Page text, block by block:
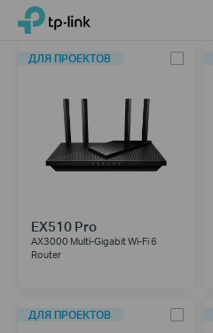
ClickTP-Link, Reliably Smart
ДЛЯ ПРОЕКТОВ
EX510 Pro
AX3000 Multi-Gigabit Wi-Fi 6
Router
ДЛЯ ПРОЕКТОВ